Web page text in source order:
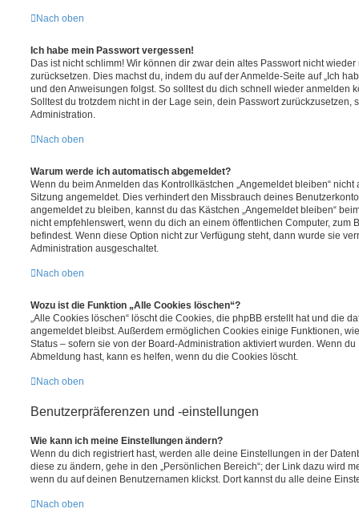
Nach oben
Ich habe mein Passwort vergessen!
Das ist nicht schlimm! Wir können dir zwar dein altes Passwort nicht
zurücksetzen. Dies machst du, indem du auf der Anmelde-Seite auf „Ich
und den Anweisungen folgst. So solltest du dich schnell wieder anmelden
Solltest du trotzdem nicht in der Lage sein, dein Passwort zurückzusetzen,
Administration.
Nach oben
Warum werde ich automatisch abgemeldet?
Wenn du beim Anmelden das Kontrollkästchen „Angemeldet bleiben“
Sitzung angemeldet. Dies verhindert den Missbrauch deines
angemeldet zu bleiben, kannst du das Kästchen „Angemeldet bleiben“
nicht empfehlenswert, wenn du dich an einem öffentlichen Computer, zum
befindest. Wenn diese Option nicht zur Verfügung steht, dann wurde sie
Administration ausgeschaltet.
Nach oben
Wozu ist die Funktion „Alle Cookies löschen“?
„Alle Cookies löschen“ löscht die Cookies, die phpBB erstellt hat und die
angemeldet bleibst. Außerdem ermöglichen Cookies einige Funktionen,
Status – sofern sie von der Board-Administration aktiviert wurden. Wenn
Abmeldung hast, kann es helfen, wenn du die Cookies löscht.
Nach oben
Benutzerpräferenzen und -einstellungen
Wie kann ich meine Einstellungen ändern?
Wenn du dich registriert hast, werden alle deine Einstellungen in der
diese zu ändern, gehe in den „Persönlichen Bereich“; der Link dazu wird
wenn du auf deinen Benutzernamen klickst. Dort kannst du alle deine
Nach oben